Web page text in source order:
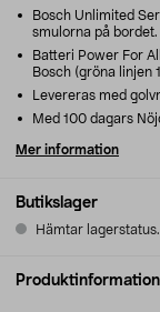
Butikslager
Hämtar
Bosch Unlimited
smulorna på bordet.
Batteri Power For
Bosch (gröna linjen
Levereras med
Med 100 dagars
Mer information
Produktinformation